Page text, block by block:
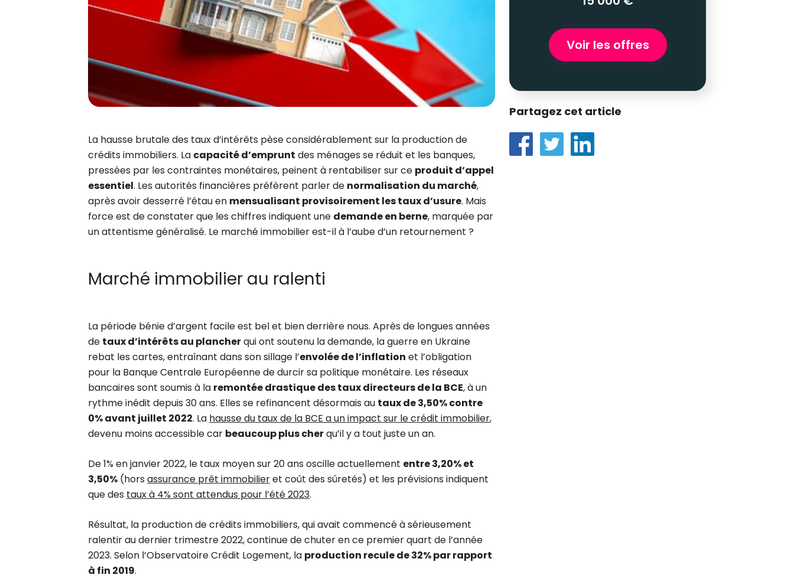
La hausse brutale des taux d’intérêts pèse considérablement sur la production de
crédits immobiliers. La capacité d’emprunt des ménages se réduit et les banques,
pressées par les contraintes monétaires, peinent à rentabiliser sur ce produit d’appel
essentiel. Les autorités financières préfèrent parler de normalisation du marché,
après avoir desserré l’étau en mensualisant provisoirement les taux d’usure. Mais
force est de constater que les chiffres indiquent une demande en berne, marquée par
un attentisme généralisé. Le marché immobilier est-il à l’aube d’un retournement ?
Marché immobilier au ralenti
La période bénie d’argent facile est bel et bien derrière nous. Après de longues années
de taux d’intérêts au plancherqui ont soutenu la demande, la guerre en Ukraine
rebat les cartes, entraînant dans son sillage l’envolée de l’inflation et l’obligation
pour la Banque Centrale Européenne de durcir sa politique monétaire. Les réseaux
bancaires sont soumis à la remontée drastique des taux directeurs de la BCE, à un
rythme inédit depuis 30 ans. Elles se refinancent désormais au taux de 3,50% contre
0% avant juillet 2022. La hausse du taux de la BCE a un impact sur le crédit immobilier,
devenu moins accessible car beaucoup plus cherqu’il y a tout juste un an.
De 1% en janvier 2022, le taux moyen sur 20 ans oscille actuellement entre 3,20% et
3,50% (horsassurance prêt immobilieret coût des sûretés) et les prévisions indiquent
que des taux à 4% sont attendus pour l’été 2023.
Résultat, la production de crédits immobiliers, qui avait commencé à sérieusement
ralentir au dernier trimestre 2022, continue de chuter en ce premier quart de l’année
2023. Selon l’Observatoire Crédit Logement, la production recule de 32% par rapport
à fin 2019.
Voir les offres
Partagez cet article